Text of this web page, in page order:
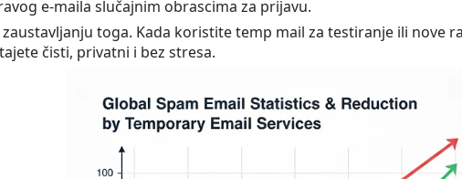
e-maila slučajnim obrascima za prijavu.
toga. Kada koristite temp mail za testiranje ili nove
čisti, privatni i bez stresa.